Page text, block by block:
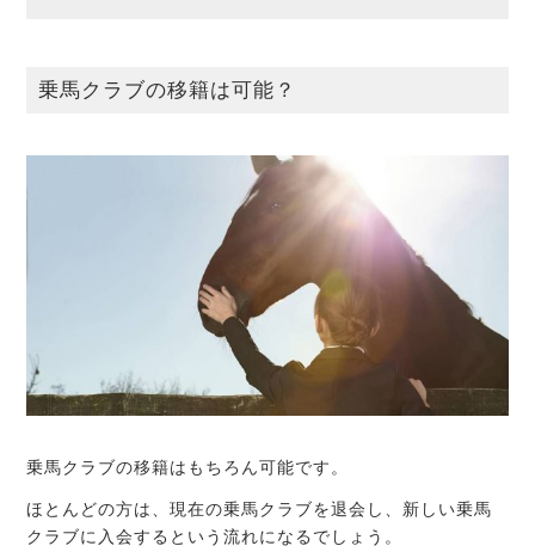
乗馬クラブの移籍は可能？
乗馬クラブの移籍はもちろん可能です。
ほとんどの方は、現在の乗馬クラブを退会し、新しい乗馬
クラブに入会するという流れになるでしょう。